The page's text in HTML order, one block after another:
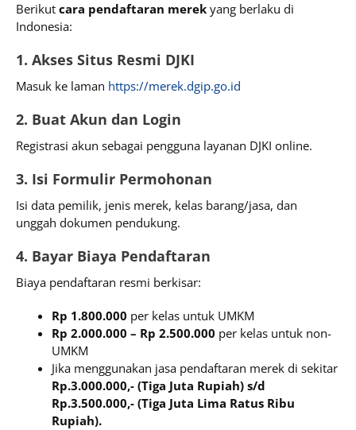
Berikut cara pendaftaran merek yang berlaku di
Indonesia:
1. Akses Situs Resmi DJKI
Masuk ke laman https://merek.dgip.go.id
2. Buat Akun dan Login
Registrasi akun sebagai pengguna layanan DJKI online.
3. Isi Formulir Permohonan
Isi data pemilik, jenis merek, kelas barang/jasa, dan
unggah dokumen pendukung.
4. Bayar Biaya Pendaftaran
Biaya pendaftaran resmi berkisar:
Rp 1.800.000 per kelas untuk UMKM
Rp 2.000.000 – Rp 2.500.000 per kelas untuk non-
UMKM
Jika menggunakan jasa pendaftaran merek di sekitar
Rp.3.000.000,- (Tiga Juta Rupiah) s/d
Rp.3.500.000,- (Tiga Juta Lima Ratus Ribu
Rupiah).